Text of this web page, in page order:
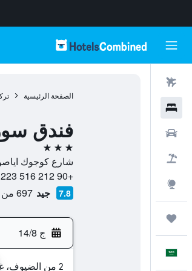
الصفحة الرئيسية
فندق
3 نجوم
شارع كوجوك اياصوفيا,شارع مصطفى
+90 212 516 3223
7.8 جيد 697 من التقييمات تم التحقق منها
ج 14/8
2 من الضيوف، غرفة واحدة